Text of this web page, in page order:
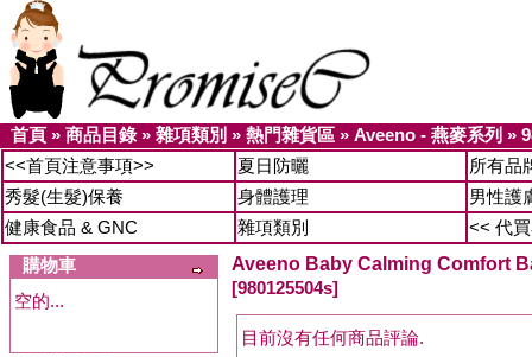
首頁 » 商品目錄» 雜項類別 » 熱門雜貨區 » Aveeno - 燕麥系列 »
<<首頁注意事項>>
夏日防曬
所有品
秀髮(生髮)保養
身體護理
男性護
健康食品 & GNC
雜項類別
<< 代
購物車
空的...
Aveeno Baby Calming Comfort
[980125504s]
目前沒有任何商品評論.